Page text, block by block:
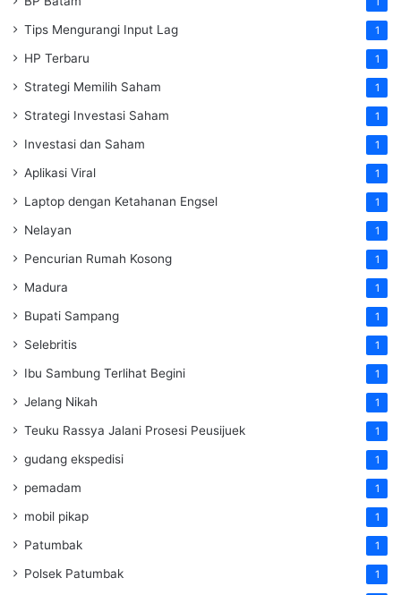
Tips Mengurangi Input Lag 1
HP Terbaru 1
Strategi Memilih Saham 1
Strategi Investasi Saham 1
Investasi dan Saham 1
Aplikasi Viral 1
Laptop dengan Ketahanan Engsel 1
Nelayan 1
Pencurian Rumah Kosong 1
Madura 1
Bupati Sampang 1
Selebritis 1
Ibu Sambung Terlihat Begini 1
Jelang Nikah 1
Teuku Rassya Jalani Prosesi Peusijuek 1
gudang ekspedisi 1
pemadam 1
mobil pikap 1
Patumbak 1
Polsek Patumbak 1